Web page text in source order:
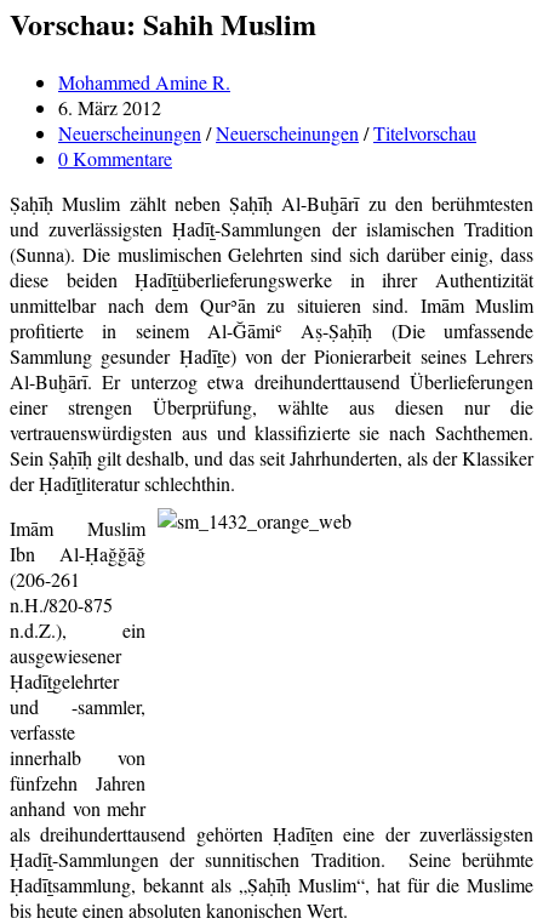
Vorschau: Sahih Muslim
Beitrags-
Autor:
Mohammed Amine R.
Beitrag
veröffentlicht:
6. März 2012
Beitrags-
Kategorie:
Neuerscheinungen /Neuerscheinungen /Titelvorschau
Beitrags-
0 Kommentare
Ṣaḥīḥ Muslim zählt neben Ṣaḥīḥ Al-Buḫārī zu den berühmtesten
und zuverlässigsten Ḥadīṯ-Sammlungen der islamischen Tradition
(Sunna). Die muslimischen Gelehrten sind sich darüber einig, dass
diese beiden Ḥadīṯüberlieferungswerke in ihrer Authentizität
unmittelbar nach dem Qurʾān zu situieren sind. Imām Muslim
profitierte in seinem Al-Ğāmiʿ Aṣ-Ṣaḥīḥ (Die umfassende
Sammlung gesunder Ḥadīṯe) von der Pionierarbeit seines Lehrers
Al-Buḫārī. Er unterzog etwa dreihunderttausend Überlieferungen
einer strengen Überprüfung, wählte aus diesen nur die
vertrauenswürdigsten aus und klassifizierte sie nach Sachthemen.
Sein Ṣaḥīḥ gilt deshalb, und das seit Jahrhunderten, als der Klassiker
der Ḥadīṯliteratur schlechthin.
Imām Muslim
Ibn Al-Ḥağğāğ
(206-261
n.H./820-875
n.d.Z.), ein
ausgewiesener
Ḥadīṯgelehrter
und -sammler,
verfasste
innerhalb von
fünfzehn Jahren
anhand von mehr
als dreihunderttausend gehörten Ḥadīṯen eine der zuverlässigsten
Ḥadīṯ-Sammlungen der sunnitischen Tradition. Seine berühmte
Ḥadīṯsammlung, bekannt als „Ṣaḥīḥ Muslim“, hat für die Muslime
bis heute einen absoluten kanonischen Wert.